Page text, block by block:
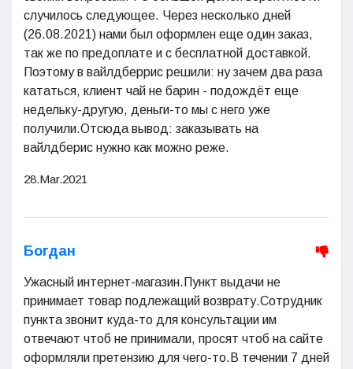
случилось следующее. Через несколько дней
(26.08.2021) нами был оформлен еще один заказ,
так же по предоплате и с бесплатной доставкой.
Поэтому в вайлдберрис решили: ну зачем два раза
кататься, клиент чай не барин - подождёт еще
недельку-другую, деньги-то мы с него уже
получили.Отсюда вывод: заказывать на
вайлдберис нужно как можно реже.
28.Mar.2021
Богдан
Ужасный интернет-магазин.Пункт выдачи не
принимает товар подлежащий возврату.Сотрудник
пункта звонит куда-то для консультации им
отвечают чтоб не принимали, просят чтоб на сайте
оформляли претензию для чего-то.В течении 7 дней